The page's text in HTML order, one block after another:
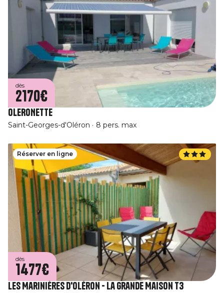
dès
2170€
OLERONETTE
Saint-Georges-d'Oléron 8 pers. max
Réserver en ligne
dès
1477€
Les Marinières d'Oléron - La Grande Maison T3